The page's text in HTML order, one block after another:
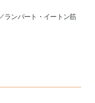
ランバート・イートン筋